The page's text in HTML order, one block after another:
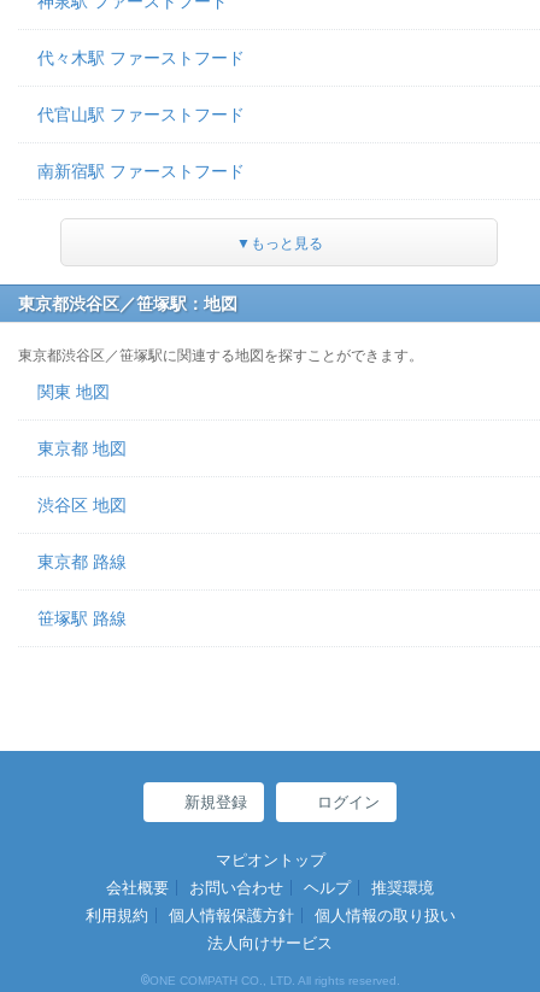
代々木駅 ファーストフード
代官山駅 ファーストフード
南新宿駅 ファーストフード
▼もっと見る
東京都渋谷区／笹塚駅：地図
東京都渋谷区／笹塚駅に関連する地図を探すことができます。
関東 地図
東京都 地図
渋谷区 地図
東京都 路線
笹塚駅 路線
新規登録 ログイン
マピオントップ
会社概要
お問い合わせ ヘルプ
推奨環境
利用規約
個人情報保護方針
個人情報の取り扱い
法人向けサービス
©ONE COMPATH CO., LTD. All rights reserved.